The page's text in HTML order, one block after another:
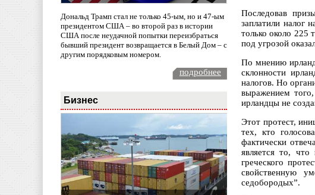
Дональд Трамп стал не только 45-ым, но и 47-ым
президентом США – во второй раз в истории
США после неудачной попытки переизбраться
бывший президент возвращается в Белый Дом – с
другим порядковым номером.
подробнее
Бизнес
Последовав
заплатили налог
только около 225
под угрозой
По мнению
склонности
налогов. Но
выражением
ирландцы не
Этот протест,
тех, кто
фактически
является то,
греческого
свойственную
седобородых”.